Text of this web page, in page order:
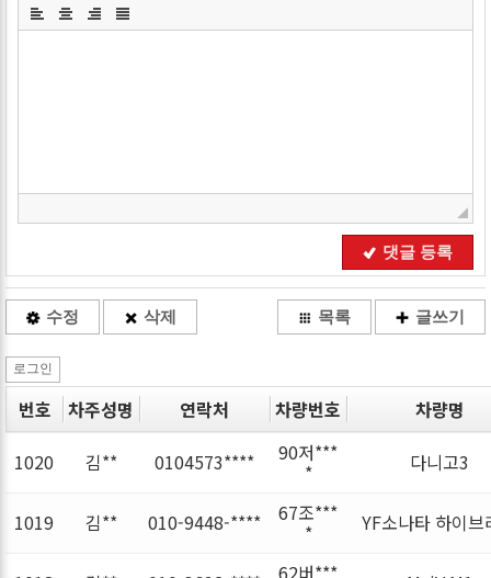
댓글 등록
수정 삭제 목록 글쓰기
로그인
번호 차주성명 연락처 차량번호
차량명
1020
김** 0104573**** 90저***
* 다니고3
1019 김** 010-9448-**** 67조***
* YF소나타 하이브
62버***